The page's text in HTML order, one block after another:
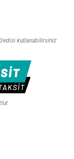
kullanabilirsiniz